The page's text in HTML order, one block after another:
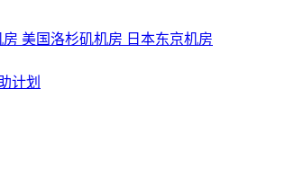
房 美国洛杉矶机房 日本东京机房
计划